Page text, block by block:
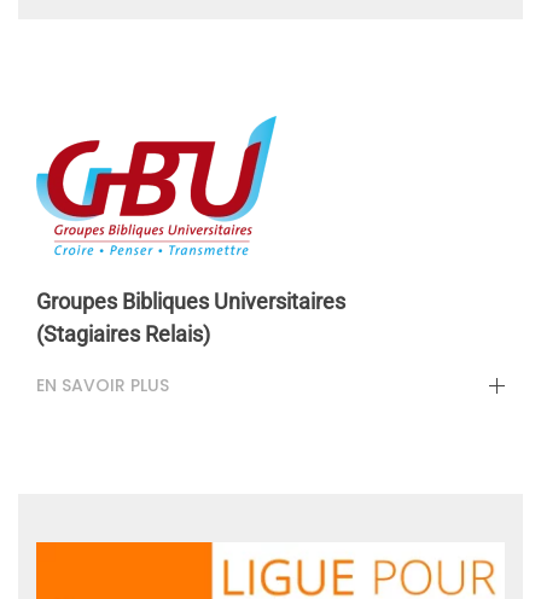
Groupes Bibliques Universitaires
(Stagiaires Relais)
EN SAVOIR PLUS